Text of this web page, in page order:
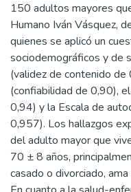
150 adultos mayores
Humano Iván Vásquez,
quienes se aplicó un
sociodemográficos y de
(validez de contenido
(confiabilidad de 0,90),
0,94) y la Escala de
0,957). Los hallazgos
del adulto mayor que
70 ± 8 años,
casado o divorciado,